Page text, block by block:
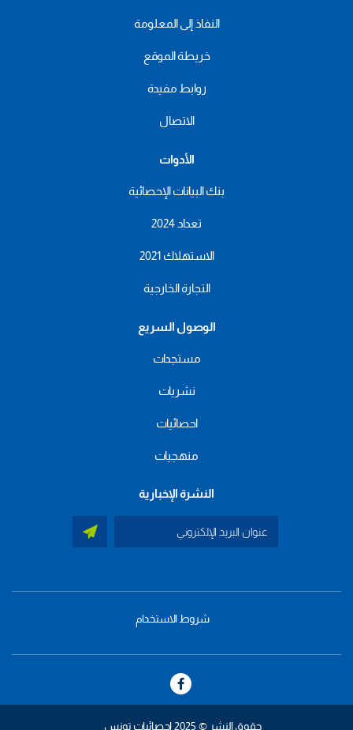
النفاذ إلى المعلومة
خريطة الموقع
روابط مفيدة
الاتصال
الأدوات
بنك البيانات الإحصائية
تعداد 2024
الاستهلاك 2021
التجارة الخارجية
الوصول السريع
مستجدات
نشريات
احصائيات
منهجيات
النشرة الإخبارية
footer
شروط الاستخدام
حقوق النشر © 2025 إحصائيات تونس